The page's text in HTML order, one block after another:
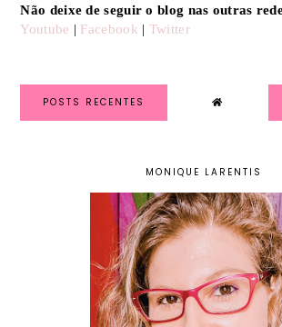
Não deixe de seguir o blog nas outras
Youtube | Facebook | Twitter
POSTS RECENTES
MONIQUE LARENTIS